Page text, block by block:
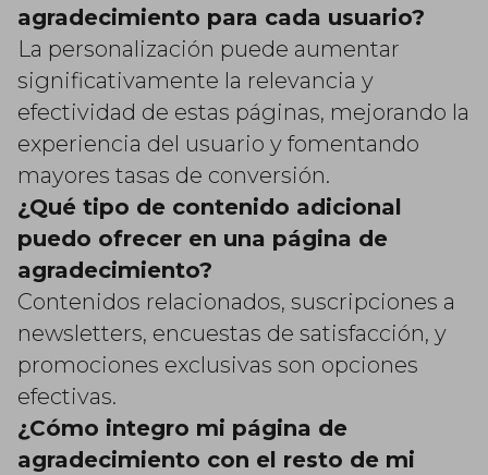
agradecimiento para cada usuario?
La personalización puede aumentar
significativamente la relevancia y
efectividad de estas páginas, mejorando la
experiencia del usuario y fomentando
mayores tasas de conversión.
¿Qué tipo de contenido adicional
puedo ofrecer en una página de
agradecimiento?
Contenidos relacionados, suscripciones a
newsletters, encuestas de satisfacción, y
promociones exclusivas son opciones
efectivas.
¿Cómo integro mi página de
agradecimiento con el resto de mi